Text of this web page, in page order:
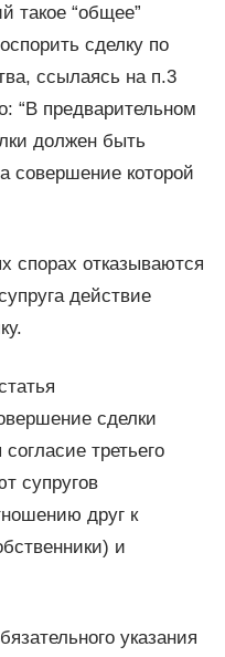
такое “общее”
сделку по
ссылаясь на п.3
“В предварительном
должен быть
совершение которой
спорах отказываются
действие
сделки
третьего
супругов
друг к
и
указания